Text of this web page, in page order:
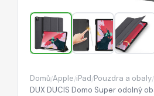
pro
iPad
Pro
11"
a
Domů/Apple/iPad/Pouzdra a obaly/
DUX DUCIS Domo Super odolný